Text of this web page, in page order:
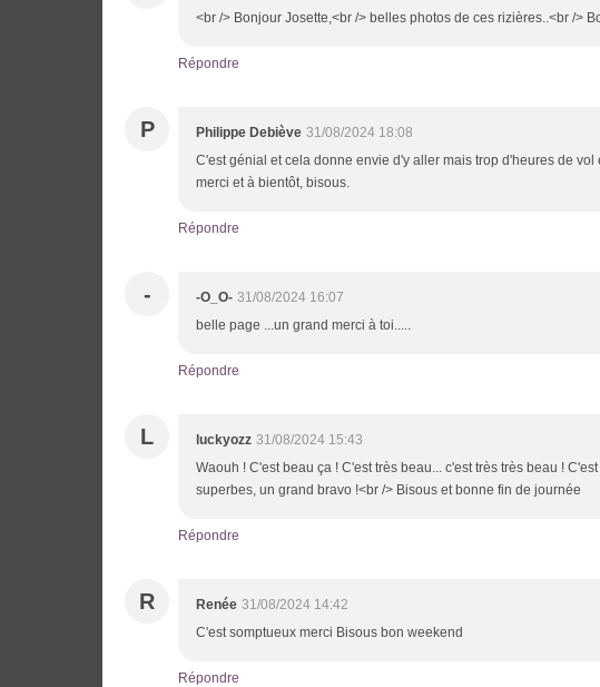
<br /> Bonjour Josette,<br /> belles photos de ces rizières..<br />
Répondre
P Philippe Debiève 31/08/2024 18:08
C'est génial et cela donne envie d'y aller mais trop d'heures de
merci et à bientôt, bisous.
Répondre
- -O_O- 31/08/2024 16:07
belle page ...un grand merci à toi.....
Répondre
L luckyozz 31/08/2024 15:43
Waouh ! C'est beau ça ! C'est très beau... c'est très très beau !
superbes, un grand bravo !<br /> Bisous et bonne fin de journée
Répondre
R Renée 31/08/2024 14:42
C'est somptueux merci Bisous bon weekend
Répondre